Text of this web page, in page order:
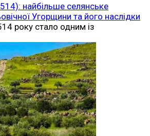
найбільше селянське
Угорщини та його наслідки
року стало одним із